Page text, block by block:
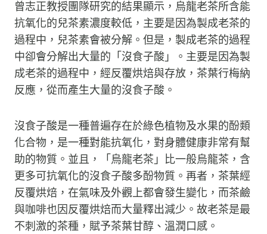
曾志正教授團隊研究的結果顯示，烏龍老茶所含能
抗氧化的兒茶素濃度較低，主要是因為製成老茶的
過程中，兒茶素會被分解。但是，製成老茶的過程
中卻會分解出大量的「沒食子酸」。主要是因為製
成老茶的過程中，經反覆烘焙與存放，茶葉行梅納
反應，從而產生大量的沒食子酸。
沒食子酸是一種普遍存在於綠色植物及水果的酚類
化合物，是一種對能抗氧化，對身體健康非常有幫
助的物質。並且，「烏龍老茶」比一般烏龍茶，含
更多可抗氧化的沒食子酸多酚物質。再者，茶葉經
反覆烘焙，在氣味及外觀上都會發生變化，而茶鹼
與咖啡也因反覆烘焙而大量釋出減少。故老茶是最
不刺激的茶種，賦予茶葉甘醇、溫潤口感。